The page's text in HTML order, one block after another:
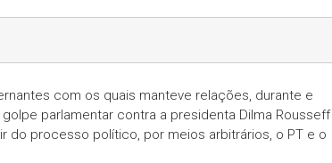
com os quais manteve relações, durante e
parlamentar contra a presidenta Dilma
do processo político, por meios arbitrários, o PT e o